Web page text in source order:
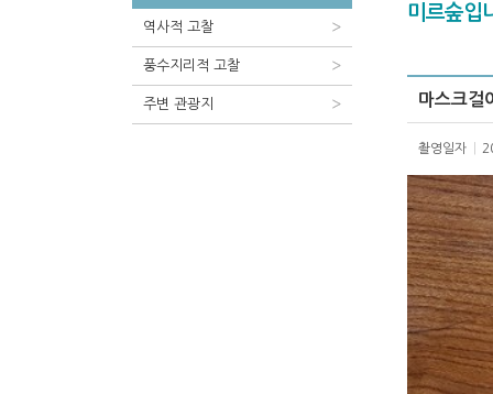
역사적 고찰
풍수지리적 고찰
주변 관광지
미르숲입
마스크걸
촬영일자